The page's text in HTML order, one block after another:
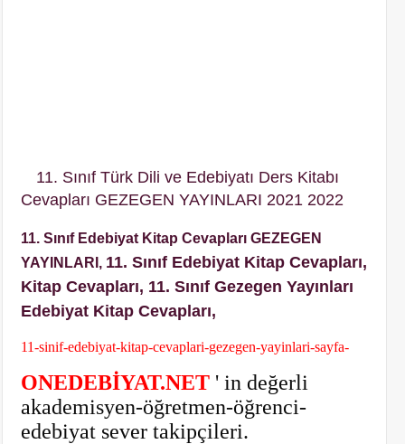
11. Sınıf Türk Dili ve Edebiyatı Ders Kitabı
Cevapları GEZEGEN YAYINLARI 2021 2022
11. Sınıf Edebiyat Kitap Cevapları GEZEGEN
YAYINLARI, 11. Sınıf Edebiyat Kitap Cevapları,
Kitap Cevapları, 11. Sınıf Gezegen Yayınları
Edebiyat Kitap Cevapları,
11-sinif-edebiyat-kitap-cevaplari-gezegen-yayinlari-sayfa-
ONEDEBİYAT.NET ' in değerli
akademisyen-öğretmen-öğrenci-
edebiyat sever takipçileri.